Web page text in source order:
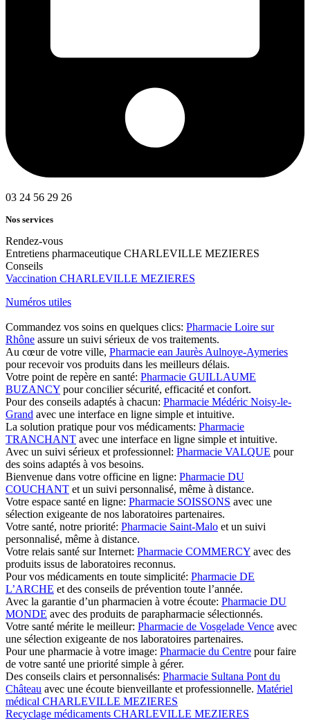
03 24 56 29 26
Nos services
Rendez-vous
Entretiens pharmaceutique CHARLEVILLE MEZIERES
Conseils
Vaccination CHARLEVILLE MEZIERES
Numéros utiles
Commandez vos soins en quelques clics: Pharmacie Loire sur
Rhône assure un suivi sérieux de vos traitements.
Au cœur de votre ville, Pharmacie ean Jaurès Aulnoye-Aymeries
pour recevoir vos produits dans les meilleurs délais.
Votre point de repère en santé: Pharmacie GUILLAUME
BUZANCY pour concilier sécurité, efficacité et confort.
Pour des conseils adaptés à chacun: Pharmacie Médéric Noisy-le-
Grand avec une interface en ligne simple et intuitive.
La solution pratique pour vos médicaments: Pharmacie
TRANCHANT avec une interface en ligne simple et intuitive.
Avec un suivi sérieux et professionnel: Pharmacie VALQUE pour
des soins adaptés à vos besoins.
Bienvenue dans votre officine en ligne: Pharmacie DU
COUCHANT et un suivi personnalisé, même à distance.
Votre espace santé en ligne: Pharmacie SOISSONS avec une
sélection exigeante de nos laboratoires partenaires.
Votre santé, notre priorité: Pharmacie Saint-Malo et un suivi
personnalisé, même à distance.
Votre relais santé sur Internet: Pharmacie COMMERCY avec des
produits issus de laboratoires reconnus.
Pour vos médicaments en toute simplicité: Pharmacie DE
L’ARCHE et des conseils de prévention toute l’année.
Avec la garantie d’un pharmacien à votre écoute: Pharmacie DU
MONDE avec des produits de parapharmacie sélectionnés.
Votre santé mérite le meilleur: Pharmacie de Vosgelade Vence avec
une sélection exigeante de nos laboratoires partenaires.
Pour une pharmacie à votre image: Pharmacie du Centre pour faire
de votre santé une priorité simple à gérer.
Des conseils clairs et personnalisés: Pharmacie Sultana Pont du
Château avec une écoute bienveillante et professionnelle. Matériel
médical CHARLEVILLE MEZIERES
Recyclage médicaments CHARLEVILLE MEZIERES